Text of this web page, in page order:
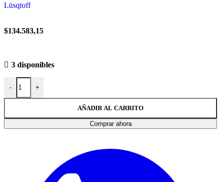
Lüsqtoff
$134.583,15
3 disponibles
- +
AÑADIR AL CARRITO
Comprar ahora